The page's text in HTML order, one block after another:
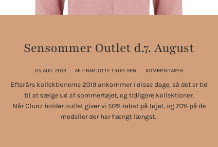
Sensommer Outlet d.7. August
05 AUG. 2019 · AF CHARLOTTE TRUELSEN · KOMMENTARER
Efterårs kollektionerne 2019 ankommer i disse dage, så det er tid
til at sælge ud af sommertøjet, og tidligere kollektioner.
Når Clunz holder outlet giver vi 50% rabat på tøjet, og 70% på de
modeller der har hængt længst.